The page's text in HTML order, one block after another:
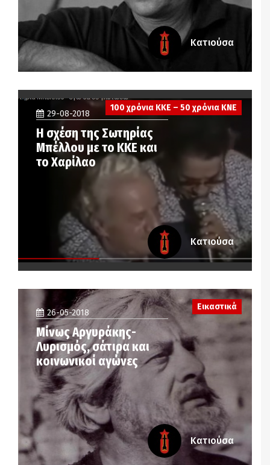
Κατιούσα
29-08-2018
Η σχέση της Σωτηρίας
Μπέλλου με το ΚΚΕ και
το Χαρίλαο
100 χρόνια ΚΚΕ – 50 χρόνια ΚΝΕ
Κατιούσα
26-05-2018
Μίνως Αργυράκης-
Λυρισμός, σάτιρα και
κοινωνικοί αγώνες
Εικαστικά
Κατιούσα